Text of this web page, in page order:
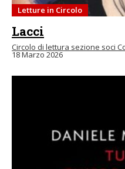
Letture in Circolo
Lacci
Circolo di lettura sezione soci
18 Marzo 2026